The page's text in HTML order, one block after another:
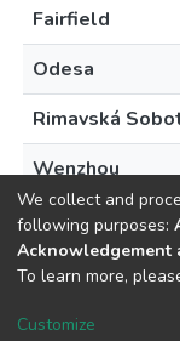
Fairfield
Odesa
Rimavská
Wenzhou
DSpace
Cookie
We collect and
following purposes:
Acknowledgement
To learn more,
Customize